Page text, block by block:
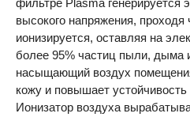
фильтре Plasma генерируется
высокого напряжения, проходя
ионизируется, оставляя на
более 95% частиц пыли, дыма
насыщающий воздух
кожу и повышает устойчивость
Ионизатор воздуха